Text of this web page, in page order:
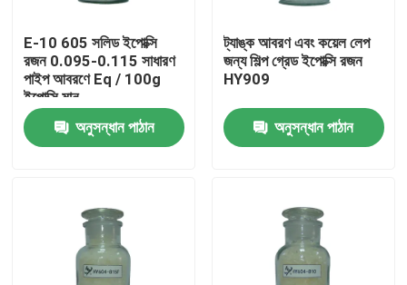
E-10 605 সলিড ইপোক্সি
রজন 0.095-0.115 সাধারণ
পাইপ আবরণে Eq / 100g
ইপোক্সি মান
অনুসন্ধান পাঠান
ট্যাঙ্ক আবরণ এবং কয়েল লেপ
জন্য শিল্প গ্রেড ইপোক্সি রজন
HY909
অনুসন্ধান পাঠান